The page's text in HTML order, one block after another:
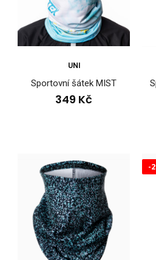
Sportovní šátek
UNI
Sportovní šátek MIST
349 Kč
-